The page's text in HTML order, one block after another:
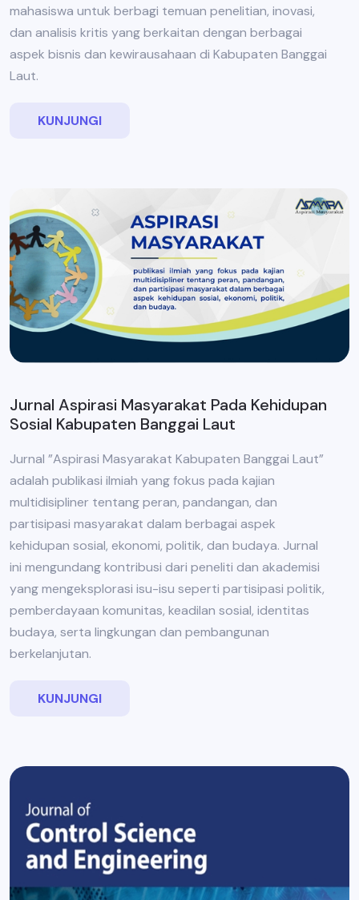
mahasiswa untuk berbagi temuan penelitian, inovasi,
dan analisis kritis yang berkaitan dengan berbagai
aspek bisnis dan kewirausahaan di Kabupaten Banggai
Laut.
KUNJUNGI
Jurnal Aspirasi Masyarakat Pada Kehidupan
Sosial Kabupaten Banggai Laut
Jurnal ”Aspirasi Masyarakat Kabupaten Banggai Laut”
adalah publikasi ilmiah yang fokus pada kajian
multidisipliner tentang peran, pandangan, dan
partisipasi masyarakat dalam berbagai aspek
kehidupan sosial, ekonomi, politik, dan budaya. Jurnal
ini mengundang kontribusi dari peneliti dan akademisi
yang mengeksplorasi isu-isu seperti partisipasi politik,
pemberdayaan komunitas, keadilan sosial, identitas
budaya, serta lingkungan dan pembangunan
berkelanjutan.
KUNJUNGI